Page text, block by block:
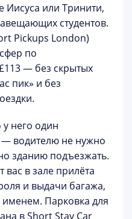
Иисуса или Тринити,
студентов.
Pickups London)
по
— без скрытых
пик» и без
у него один
— водителю не нужно
зданию подъезжать.
вас в зале прилёта
и выдачи багажа,
Парковка для
в Short Stay Car